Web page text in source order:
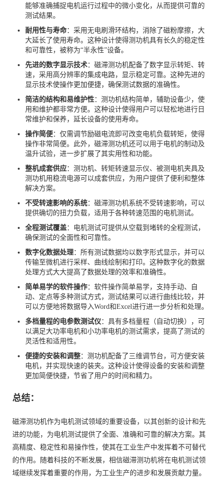
能够准确捕捉电机运行过程中的微小变化，从而提供可靠的
测试结果。
耐用性与寿命：采用无电刷滑环结构，消除了磁粉摩擦，大
大延长了使用寿命。这种设计使得测功机具有长久的稳定性
和可靠性，被称为“半永性”设备。
先进的数字显示技术：磁滞测功机配备了数字显示转矩、转
速，采用高分辨率的集成电路，显示稳定可靠。这种先进的
显示技术使操作更加便捷，确保测试数据的准确性。
简洁的结构和易维护性：测功机结构简单，辅助设备少，使
用和维护都非常方便。这种设计使得用户可以轻松地进行日
常维护和保养，延长设备的使用寿命。
操作简便：仅需调节励磁电流即可改变电机负载转矩，使得
操作非常简便。此外，磁滞测功机还可以用于电机的制动及
温升试验，进一步扩展了其实用性和功能。
整机成套供应：测功机、转矩转速显示仪、被测电机夹具及
测功机用稳流电源可以成套供应，为用户提供了便利和整体
解决方案。
不受转速影响的系统：磁滞测功机系统不受转速影响，可以
提供确切的扭力负载，适用于各种转速范围的电机测试。
全程测试覆盖：电机测试可提供从空载到堵转的全程测试，
确保测试的全面性和可靠性。
数字化数据处理：所有测试数据均以数字形式显示，并可以
传输至微机进行采样、曲线绘制和打印。这种数字化的数据
处理方式大大提高了数据处理的效率和准确性。
简单易学的软件操作：软件操作简单易学，支持手动、自
动、定点等多种测试方式，测试结果可以进行曲线比较，并
可以方便地将数据导入Word和Excel进行进一步分析和处理。
多档量程的电参数测试仪：具有多档量程（自动切换），可
以满足大功率电机和小功率电机的测试需求，提高了测试的
灵活性和适用性。
便捷的安装和调整：测功机配备了三维调节台，可方便安装
电机，并实现快速的装夹。这种设计使得设备的安装和调整
更加简便快捷，节省了用户的时间和精力。
总结：
磁滞测功机作为电机测试领域的重要设备，以其创新的设计和先
进的功能，为电机测试提供了全面、准确和可靠的解决方案。其
高精度、稳定性和易操作性，使其在工业生产中发挥着不可替代
的作用。随着科技的不断发展，相信磁滞测功机将在电机测试领
域继续发挥着重要的作用，为工业生产的进步和发展贡献力量。